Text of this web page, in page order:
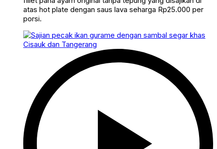
atas hot plate dengan saus lava seharga Rp25.000 per
porsi.